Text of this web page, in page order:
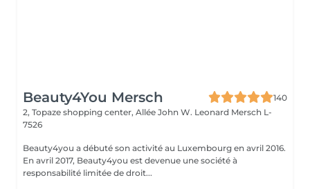
Beauty4You Mersch
140
2, Topaze shopping center, Allée John W. Leonard Mersch L-
7526
Beauty4you a débuté son activité au Luxembourg en avril 2016.
En avril 2017, Beauty4you est devenue une société à
responsabilité limitée de droit...